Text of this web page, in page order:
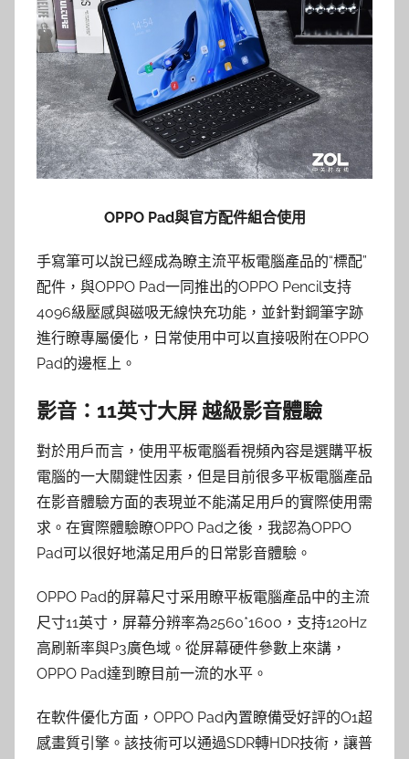
OPPO Pad與官方配件組合使用
手寫筆可以說已經成為瞭主流平板電腦產品的“標配”
配件，與OPPO Pad一同推出的OPPO Pencil⽀持
4096級壓感與磁吸⽆線快充功能，並針對鋼筆字跡
進行瞭專屬優化，日常使用中可以直接吸附在OPPO
Pad的邊框上。
影音：11英寸大屏 越級影音體驗
對於用戶而言，使用平板電腦看視頻內容是選購平板
電腦的一大關鍵性因素，但是目前很多平板電腦產品
在影音體驗方面的表現並不能滿足用戶的實際使用需
求。在實際體驗瞭OPPO Pad之後，我認為OPPO
Pad可以很好地滿足用戶的日常影音體驗。
OPPO Pad的屏幕尺寸采用瞭平板電腦產品中的主流
尺寸11英寸，屏幕分辨率為2560*1600，支持120Hz
高刷新率與P3廣色域。從屏幕硬件參數上來講，
OPPO Pad達到瞭目前一流的水平。
在軟件優化方面，OPPO Pad內置瞭備受好評的O1超
感畫質引擎。該技術可以通過SDR轉HDR技術，讓普